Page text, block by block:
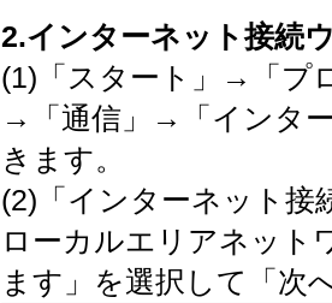
2.インターネット接続
(1)「スタート」→「プ
→「通信」→「インタ
きます。
(2)「インターネット接
ローカルエリアネット
ます」を選択して「次